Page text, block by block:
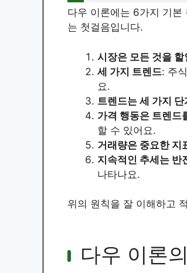
다우 이론에는 6가지 기본
는 첫걸음입니다.
시장은 모든 것을 할
세 가지 트렌드: 주
요.
트렌드는 세 가지
가격 행동은 트렌드
할 수 있어요.
거래량은 중요한 지
지속적인 추세는 반
나타나요.
위의 원칙을 잘 이해하고
다우 이론